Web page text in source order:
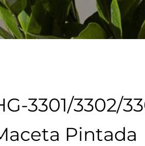
3301/3302/
Pintada